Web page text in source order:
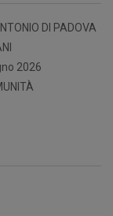
DI PADOVA
2026